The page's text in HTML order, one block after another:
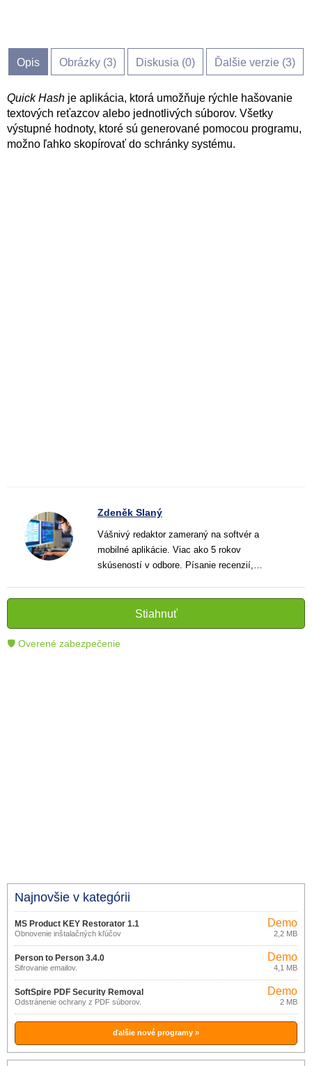
Opis Obrázky (3) Diskusia (0) Ďalšie verzie (3)
Quick Hash je aplikácia, ktorá umožňuje rýchle hašovanie
textových reťazcov alebo jednotlivých súborov. Všetky
výstupné hodnoty, ktoré sú generované pomocou programu,
možno ľahko skopírovať do schránky systému.
Zdeněk Slaný
Vášnivý redaktor zameraný na softvér a
mobilné aplikácie. Viac ako 5 rokov
skúseností v odbore. Písanie recenzií,
informatívnych textov, ktoré pomáhajú
čitateľom lepšie porozumieť a využiť moderné
technológie.
Stiahnuť
🛡 Overené zabezpečenie
Najnovšie v kategórii
MS Product KEY Restorator 1.1
Demo
Obnovenie inštalačných kľúčov
Demo
2,2 MB
Person to Person 3.4.0
Šifrovanie emailov.
Demo
4,1 MB
SoftSpire PDF Security Removal
2.0
Odstránenie ochrany z PDF súborov.
Demo
2 MB
ďalšie nové programy »